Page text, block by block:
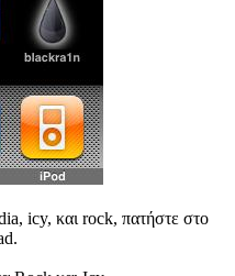
icy, και rock, πατήστε στο